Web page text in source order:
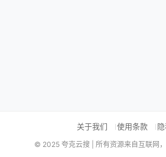
关于我们 使用条款
© 2025 夸克云搜 | 所有资源来自互联网